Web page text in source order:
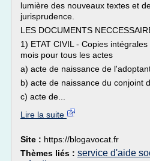
lumière des nouveaux textes et
jurisprudence.
LES DOCUMENTS
1) ETAT CIVIL - Copies
mois pour tous les actes
a) acte de naissance de
b) acte de naissance du conjoint
c) acte de...
Lire la suite
Site : https://blogavocat.fr
Thèmes liés : service d'aide